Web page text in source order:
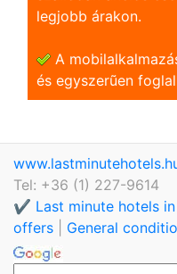
legjobb árakon.
A
és egyszerũen
Tel: +36 (1) 227-9614
✔️ Last minute hotels
offers
General